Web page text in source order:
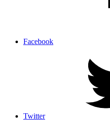
Facebook
Twitter